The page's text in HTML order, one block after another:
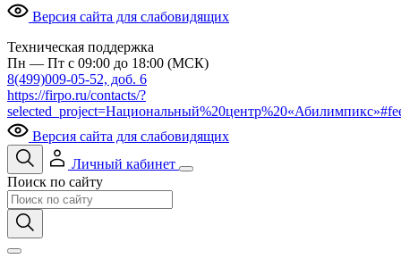
Версия сайта для слабовидящих
Техническая поддержка
Пн — Пт с 09:00 до 18:00 (МСК)
8(499)009-05-52, доб. 6
https://firpo.ru/contacts/?
Версия сайта для слабовидящих
Личный кабинет
Поиск по сайту